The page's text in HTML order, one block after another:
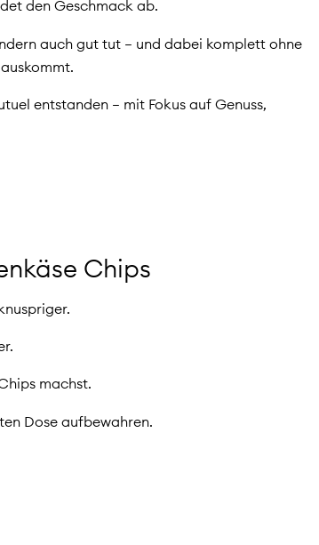
den Geschmack ab.
auch gut tut – und dabei komplett ohne
entstanden – mit Fokus auf Genuss,
Chips
machst.
Dose aufbewahren.